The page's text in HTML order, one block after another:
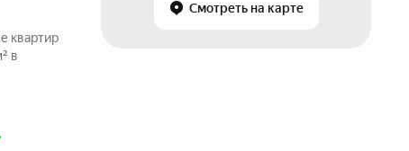
Смотреть на карте
квартир
в